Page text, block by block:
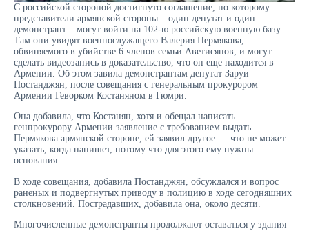
С российской стороной достигнуто соглашение, по которому
представители армянской стороны – один депутат и один
демонстрант – могут войти на 102-ю российскую военную базу.
Там они увидят военнослужащего Валерия Пермякова,
обвиняемого в убийстве 6 членов семьи Аветисянов, и могут
сделать видеозапись в доказательство, что он еще находится в
Армении. Об этом завила демонстрантам депутат Заруи
Постанджян, после совещания с генеральным прокурором
Армении Геворком Костаняном в Гюмри.
Она добавила, что Костанян, хотя и обещал написать
генпрокурору Армении заявление с требованием выдать
Пермякова армянской стороне, ей заявил другое — что не может
указать, когда напишет, потому что для этого ему нужны
основания.
В ходе совещания, добавила Постанджян, обсуждался и вопрос
раненых и подвергнутых приводу в полицию в ходе сегодняшних
столкновений. Пострадавших, добавила она, около десяти.
Многочисленные демонстранты продолжают оставаться у здания